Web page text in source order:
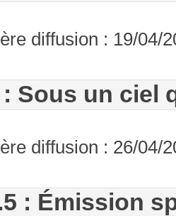
diffusion : 19/04/
Sous un ciel
diffusion : 26/04/
: Émission